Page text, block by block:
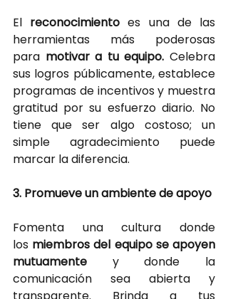
El reconocimiento es una de las
herramientas más poderosas
para motivar a tu equipo. Celebra
sus logros públicamente, establece
programas de incentivos y muestra
gratitud por su esfuerzo diario. No
tiene que ser algo costoso; un
simple agradecimiento puede
marcar la diferencia.
3. Promueve un ambiente de apoyo
Fomenta una cultura donde
los miembros del equipo se apoyen
mutuamente
y donde la
comunicación sea abierta y
transparente. Brinda a tus